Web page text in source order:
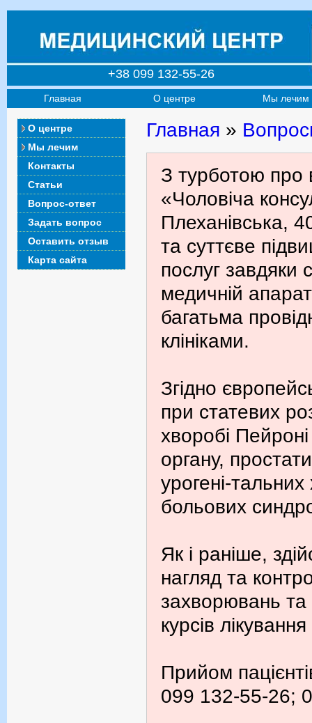
+38 099 132-55-26
Главная О центре Мы лечим
О центре
Мы лечим
Контакты
Статьи
Вопрос-ответ
Задать вопрос
Оставить отзыв
Карта сайта
Главная »
З турботою про
«Чоловіча
Плеханівська,
та суттєве
послуг завдяки
медичній
багатьма
клініками.
Згідно
при статевих
хворобі
органу,
урогені-
больових
Як і раніше,
нагляд та
захворювань
курсів лікування
Прийом
099 132-55-26;